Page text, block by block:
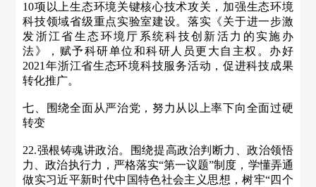
10项以上生态环境关键核心技术攻关，加强生态环境
科技领域省级重点实验室建设。落实《关于进一步激
发浙江省生态环境厅系统科技创新活力的实施办
法》，赋予科研单位和科研人员更大自主权。办好
2021年浙江省生态环境科技服务活动，促进科技成果
转化推广。
七、围绕全面从严治党，努力从以上率下向全面过硬
转变
22.强根铸魂讲政治。围绕提高政治判断力、政治领悟
力、政治执行力，严格落实“第一议题”制度，学懂弄通
做实习近平新时代中国特色社会主义思想，树牢“四个